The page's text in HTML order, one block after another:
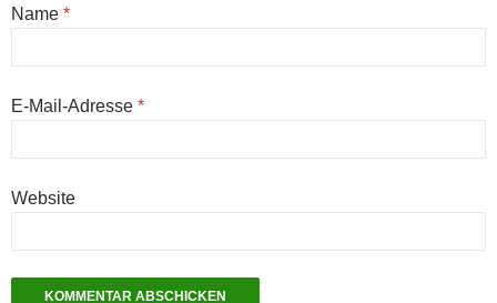
Name *
E-Mail-Adresse *
Website